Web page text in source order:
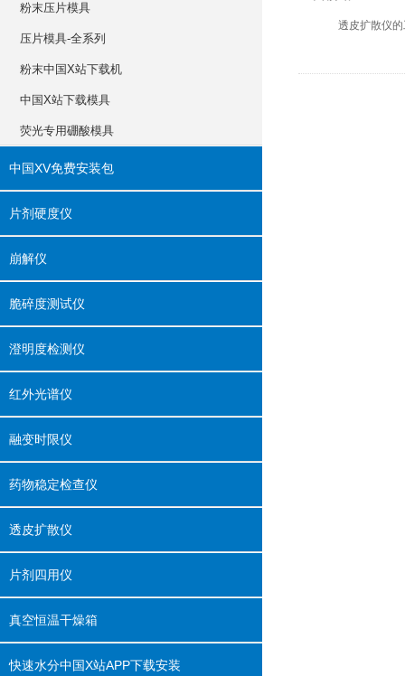
粉末压片模具
压片模具-全系列
粉末中国X站下载机
中国X站下载模具
荧光专用硼酸模具
中国XV免费安装包
片剂硬度仪
崩解仪
脆碎度测试仪
澄明度检测仪
红外光谱仪
融变时限仪
药物稳定检查仪
透皮扩散仪
片剂四用仪
真空恒温干燥箱
快速水分中国X站APP下载安装
透皮扩散仪的工